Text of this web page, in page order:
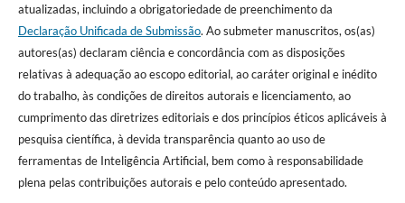
atualizadas, incluindo a obrigatoriedade de preenchimento da
Declaração Unificada de Submissão. Ao submeter manuscritos, os(as)
autores(as) declaram ciência e concordância com as disposições
relativas à adequação ao escopo editorial, ao caráter original e inédito
do trabalho, às condições de direitos autorais e licenciamento, ao
cumprimento das diretrizes editoriais e dos princípios éticos aplicáveis à
pesquisa científica, à devida transparência quanto ao uso de
ferramentas de Inteligência Artificial, bem como à responsabilidade
plena pelas contribuições autorais e pelo conteúdo apresentado.